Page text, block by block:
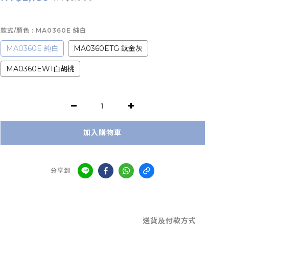
款式/顏色 : MA0360E 純白
MA0360E 純白 MA0360ETG 鈦金灰
MA0360EW1白胡桃
加入購物車
分享到
送貨及付款方式